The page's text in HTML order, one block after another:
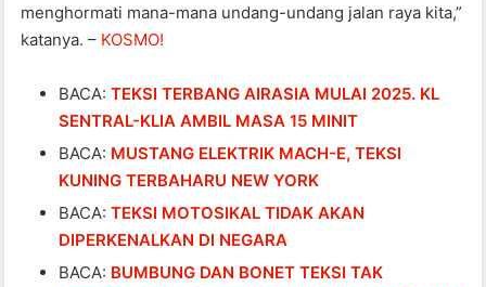
menghormati mana-mana undang-undang jalan raya kita,”
katanya. – KOSMO!
BACA:TEKSI TERBANG AIRASIA MULAI 2025. KL
SENTRAL-KLIA AMBIL MASA 15 MINIT
BACA: MUSTANG ELEKTRIK MACH-E, TEKSI
KUNING TERBAHARU NEW YORK
BACA:TEKSI MOTOSIKAL TIDAK AKAN
DIPERKENALKAN DI NEGARA
BACA: BUMBUNG DAN BONET TEKSI TAK